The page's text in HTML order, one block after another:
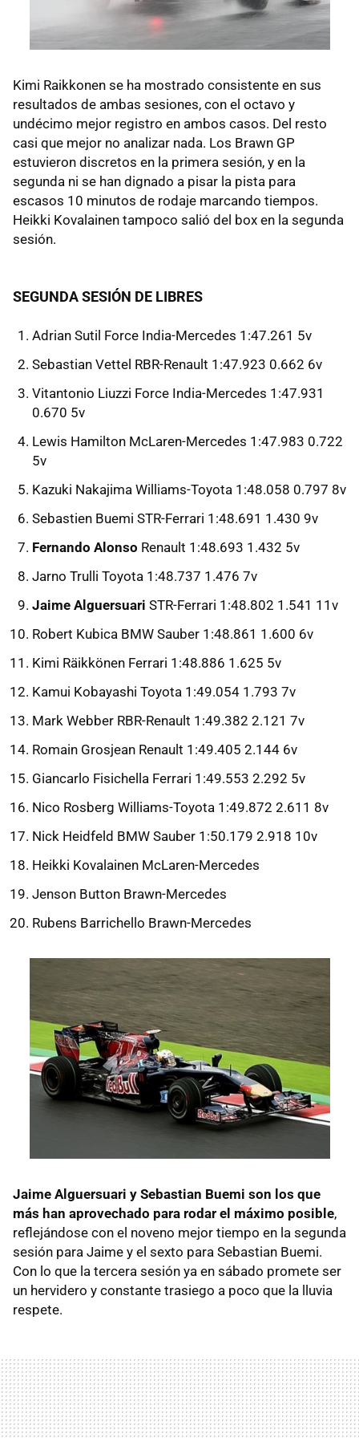
Kimi Raikkonen se ha mostrado consistente en sus
resultados de ambas sesiones, con el octavo y
undécimo mejor registro en ambos casos. Del resto
casi que mejor no analizar nada. Los Brawn GP
estuvieron discretos en la primera sesión, y en la
segunda ni se han dignado a pisar la pista para
escasos 10 minutos de rodaje marcando tiempos.
Heikki Kovalainen tampoco salió del box en la segunda
sesión.
SEGUNDA SESIÓN DE LIBRES
Adrian Sutil Force India-Mercedes 1:47.261 5v
Sebastian Vettel RBR-Renault 1:47.923 0.662 6v
Vitantonio Liuzzi Force India-Mercedes 1:47.931
0.670 5v
Lewis Hamilton McLaren-Mercedes 1:47.983 0.722
5v
Kazuki Nakajima Williams-Toyota 1:48.058 0.797 8v
Sebastien Buemi STR-Ferrari 1:48.691 1.430 9v
Fernando Alonso Renault 1:48.693 1.432 5v
Jarno Trulli Toyota 1:48.737 1.476 7v
Jaime Alguersuari STR-Ferrari 1:48.802 1.541 11v
Robert Kubica BMW Sauber 1:48.861 1.600 6v
Kimi Räikkönen Ferrari 1:48.886 1.625 5v
Kamui Kobayashi Toyota 1:49.054 1.793 7v
Mark Webber RBR-Renault 1:49.382 2.121 7v
Romain Grosjean Renault 1:49.405 2.144 6v
Giancarlo Fisichella Ferrari 1:49.553 2.292 5v
Nico Rosberg Williams-Toyota 1:49.872 2.611 8v
Nick Heidfeld BMW Sauber 1:50.179 2.918 10v
Heikki Kovalainen McLaren-Mercedes
Jenson Button Brawn-Mercedes
Rubens Barrichello Brawn-Mercedes
Jaime Alguersuari y Sebastian Buemi son los que
más han aprovechado para rodar el máximo posible,
reflejándose con el noveno mejor tiempo en la segunda
sesión para Jaime y el sexto para Sebastian Buemi.
Con lo que la tercera sesión ya en sábado promete ser
un hervidero y constante trasiego a poco que la lluvia
respete.